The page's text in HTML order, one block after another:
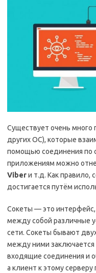
Существует очень много
других ОС), которые
помощью соединения по
приложениям можно
Viberи т.д. Как
достигается путём
Сокеты — это интерфейс,
между собой различные
сети. Сокеты бывают
между ними заключается
входящие соединения и
а клиент к этому